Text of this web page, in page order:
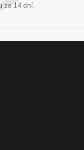
za 14 dní.